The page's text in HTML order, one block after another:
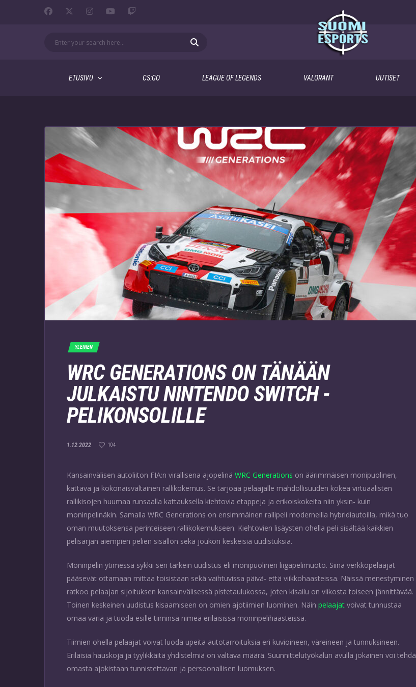
ETUSIVU CS:GO LEAGUE OF LEGENDS VALORANT UUTISET
YLEINEN
WRC GENERATIONS ON TÄNÄÄN
JULKAISTU NINTENDO SWITCH -
PELIKONSOLILLE
1.12.2022 104
Kansainvälisen autoliiton FIA:n virallisena ajopelinä WRC Generations on äärimmäisen monipuolinen,
kattava ja kokonaisvaltainen rallikokemus. Se tarjoaa pelaajalle mahdollisuuden kokea virtuaalisten
rallikisojen huumaa runsaalla kattauksella kiehtovia etappeja ja erikoiskokeita niin yksin- kuin
moninpelinäkin. Samalla WRC Generations on ensimmäinen rallipeli moderneilla hybridiautoilla, mikä tuo
oman muutoksensa perinteiseen rallikokemukseen. Kiehtovien lisäysten ohella peli sisältää kaikkien
pelisarjan aiempien pelien sisällön sekä joukon keskeisiä uudistuksia.
Moninpelin ytimessä sykkii sen tärkein uudistus eli monipuolinen liigapelimuoto. Siinä verkkopelaajat
pääsevät ottamaan mittaa toisistaan sekä vaihtuvissa päivä- että viikkohaasteissa. Näissä menestyminen
ratkoo pelaajan sijoituksen kansainvälisessä pistetaulukossa, joten kisailu on viikosta toiseen jännittävää.
Toinen keskeinen uudistus kisaamiseen on omien ajotiimien luominen. Näin pelaajat voivat tunnustaa
omaa väriä ja tuoda esille tiiminsä nimeä erilaisissa moninpelihaasteissa.
Tiimien ohella pelaajat voivat luoda upeita autotarroituksia eri kuvioineen, väreineen ja tunnuksineen.
Erilaisia hauskoja ja tyylikkäitä yhdistelmiä on valtava määrä. Suunnittelutyökalun avulla jokainen voi tehdä
omasta ajokistaan tunnistettavan ja persoonallisen luomuksen.